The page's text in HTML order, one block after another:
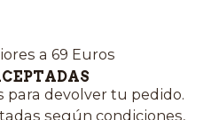
a 69 Euros
para devolver tu pedido.
según condiciones,